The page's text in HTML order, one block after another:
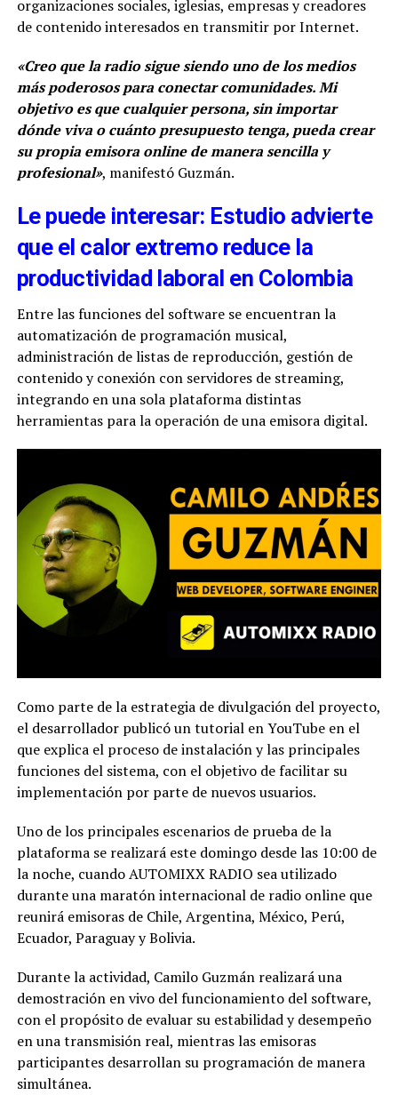
organizaciones sociales, iglesias, empresas y creadores
de contenido interesados en transmitir por Internet.
«Creo que la radio sigue siendo uno de los medios
más poderosos para conectar comunidades. Mi
objetivo es que cualquier persona, sin importar
dónde viva o cuánto presupuesto tenga, pueda crear
su propia emisora online de manera sencilla y
profesional», manifestó Guzmán.
Le puede interesar: Estudio advierte
que el calor extremo reduce la
productividad laboral en Colombia
Entre las funciones del software se encuentran la
automatización de programación musical,
administración de listas de reproducción, gestión de
contenido y conexión con servidores de streaming,
integrando en una sola plataforma distintas
herramientas para la operación de una emisora digital.
Como parte de la estrategia de divulgación del proyecto,
el desarrollador publicó un tutorial en YouTube en el
que explica el proceso de instalación y las principales
funciones del sistema, con el objetivo de facilitar su
implementación por parte de nuevos usuarios.
Uno de los principales escenarios de prueba de la
plataforma se realizará este domingo desde las 10:00 de
la noche, cuando AUTOMIXX RADIO sea utilizado
durante una maratón internacional de radio online que
reunirá emisoras de Chile, Argentina, México, Perú,
Ecuador, Paraguay y Bolivia.
Durante la actividad, Camilo Guzmán realizará una
demostración en vivo del funcionamiento del software,
con el propósito de evaluar su estabilidad y desempeño
en una transmisión real, mientras las emisoras
participantes desarrollan su programación de manera
simultánea.